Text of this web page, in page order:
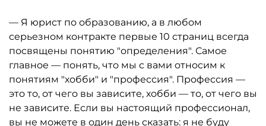
— Я юрист по образованию, а в любом
серьезном контракте первые 10 страниц всегда
посвящены понятию "определения". Самое
главное — понять, что мы с вами относим к
понятиям "хобби" и "профессия". Профессия —
это то, от чего вы зависите, хобби — то, от чего вы
не зависите. Если вы настоящий профессионал,
вы не можете в один день сказать: я не буду